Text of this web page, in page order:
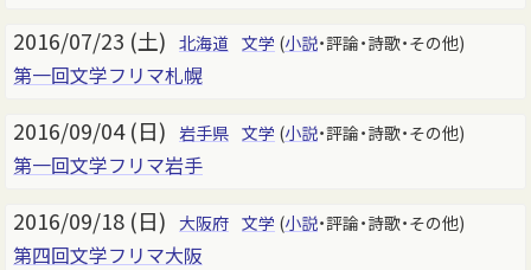
2016/07/23 (土) 北海道 文学 (小説・評論・詩歌・その他)
第一回文学フリマ札幌
2016/09/04 (日) 岩手県 文学 (小説・評論・詩歌・その他)
第一回文学フリマ岩手
2016/09/18 (日) 大阪府 文学 (小説・評論・詩歌・その他)
第四回文学フリマ大阪